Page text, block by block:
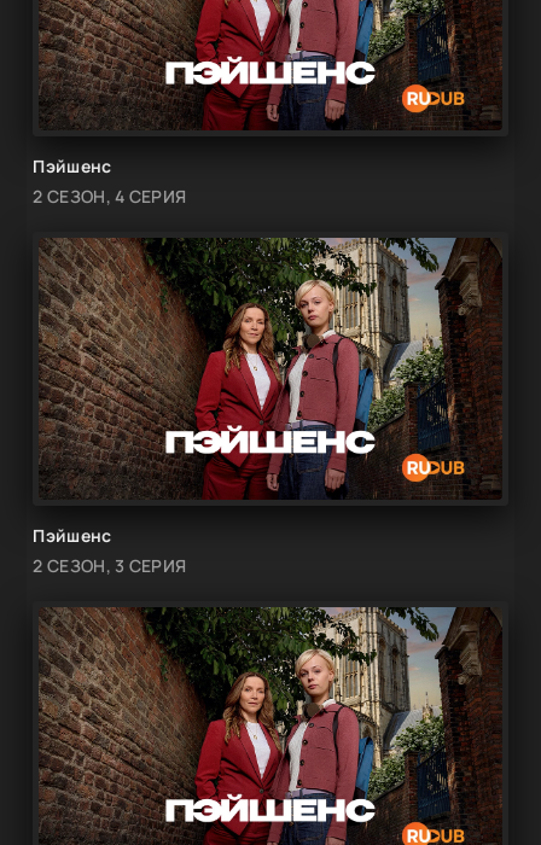
Пэйшенс
2 СЕЗОН, 4 СЕРИЯ
Пэйшенс
2 СЕЗОН, 3 СЕРИЯ